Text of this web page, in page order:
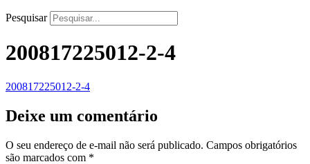
Pesquisar
200817225012-2-4
200817225012-2-4
Deixe um comentário
O seu endereço de e-mail não será publicado. Campos obrigatórios
são marcados com *